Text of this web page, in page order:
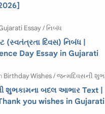
26 જાન્યુઆરી
ધોરણ 8
ઉત્તરાયણ
Birthday Wishes
દિવસ) નિબંધ |
Day Essay in Gujarati
શુભકામના બદલ આભાર Text |
you wishes in Gujarati